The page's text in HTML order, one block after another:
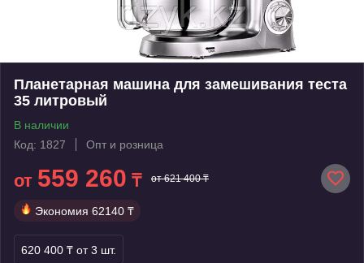
Планетарная машина для замешивания теста
35 литровый
В наличии
Код: 1827
Опт и розница
от 559 260 ₸ от 621 400 ₸
Экономия 62140 ₸
620 400 ₸ от 3 шт.